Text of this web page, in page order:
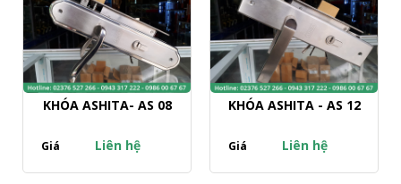
KHÓA ASHITA- AS 08
Giá Liên hệ
KHÓA ASHITA - AS 12
Giá Liên hệ